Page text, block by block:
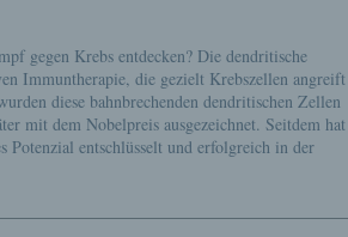
gegen Krebs entdecken? Die dendritische
Immuntherapie, die gezielt Krebszellen angreift
diese bahnbrechenden dendritischen Zellen
mit dem Nobelpreis ausgezeichnet. Seitdem hat
Potenzial entschlüsselt und erfolgreich in der